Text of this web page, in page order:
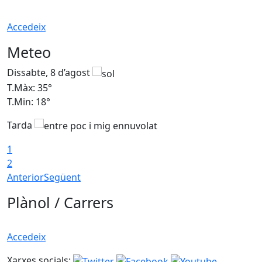
Accedeix
Meteo
Dissabte, 8 d’agost
T.Màx: 35°
T.Min: 18°
Tarda
1
2
AnteriorSegüent
Plànol / Carrers
Accedeix